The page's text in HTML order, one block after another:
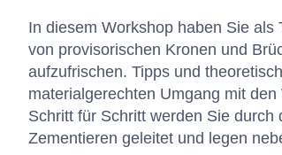
In diesem Workshop haben Sie
von provisorischen Kronen und
aufzufrischen. Tipps und
materialgerechten Umgang mit
Schritt für Schritt werden Sie
Zementieren geleitet und legen